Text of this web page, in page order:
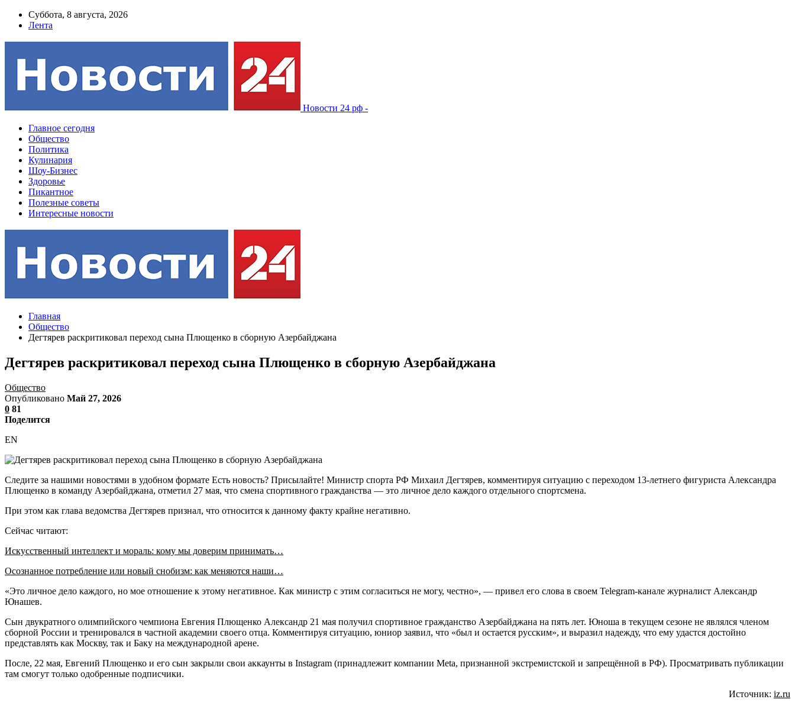
Суббота, 8 августа, 2026
Лента
Новости 24 рф -
Главное сегодня
Общество
Политика
Кулинария
Шоу-Бизнес
Здоровье
Пикантное
Полезные советы
Интересные новости
Главная
Общество
Дегтярев раскритиковал переход сына Плющенко в сборную Азербайджана
Дегтярев раскритиковал переход сына Плющенко в сборную Азербайджана
Общество
Опубликовано Май 27, 2026
0 81
Поделится
EN
Следите за нашими новостями в удобном формате Есть новость? Присылайте! Министр спорта РФ Михаил Дегтярев, комментируя ситуацию с переходом 13-летнего фигуриста Александра
Плющенко в команду Азербайджана, отметил 27 мая, что смена спортивного гражданства — это личное дело каждого отдельного спортсмена.
При этом как глава ведомства Дегтярев признал, что относится к данному факту крайне негативно.
Сейчас читают:
Искусственный интеллект и мораль: кому мы доверим принимать…
Осознанное потребление или новый снобизм: как меняются наши…
«Это личное дело каждого, но мое отношение к этому негативное. Как министр с этим согласиться не могу, честно», — привел его слова в своем Telegram-канале журналист Александр
Юнашев.
Сын двукратного олимпийского чемпиона Евгения Плющенко Александр 21 мая получил спортивное гражданство Азербайджана на пять лет. Юноша в текущем сезоне не являлся членом
сборной России и тренировался в частной академии своего отца. Комментируя ситуацию, юниор заявил, что «был и остается русским», и выразил надежду, что ему удастся достойно
представлять как Москву, так и Баку на международной арене.
После, 22 мая, Евгений Плющенко и его сын закрыли свои аккаунты в Instagram (принадлежит компании Meta, признанной экстремистской и запрещённой в РФ). Просматривать публикации
там смогут только одобренные подписчики.
Источник: iz.ru